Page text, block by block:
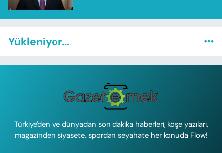
Yükleniyor...
Türkiye'den ve dünyadan son dakika haberleri, köşe yazıları,
magazinden siyasete, spordan seyahate her konuda Flow!